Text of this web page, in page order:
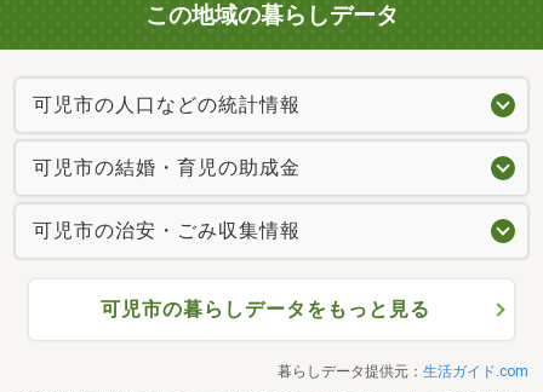
この地域の暮らしデータ
可児市の人口などの統計情報
可児市の結婚・育児の助成金
可児市の治安・ごみ収集情報
可児市の暮らしデータをもっと見る
暮らしデータ提供元： 生活ガイド.com